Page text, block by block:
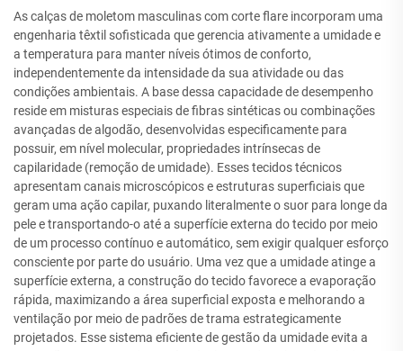
As calças de moletom masculinas com corte flare incorporam uma
engenharia têxtil sofisticada que gerencia ativamente a umidade e
a temperatura para manter níveis ótimos de conforto,
independentemente da intensidade da sua atividade ou das
condições ambientais. A base dessa capacidade de desempenho
reside em misturas especiais de fibras sintéticas ou combinações
avançadas de algodão, desenvolvidas especificamente para
possuir, em nível molecular, propriedades intrínsecas de
capilaridade (remoção de umidade). Esses tecidos técnicos
apresentam canais microscópicos e estruturas superficiais que
geram uma ação capilar, puxando literalmente o suor para longe da
pele e transportando-o até a superfície externa do tecido por meio
de um processo contínuo e automático, sem exigir qualquer esforço
consciente por parte do usuário. Uma vez que a umidade atinge a
superfície externa, a construção do tecido favorece a evaporação
rápida, maximizando a área superficial exposta e melhorando a
ventilação por meio de padrões de trama estrategicamente
projetados. Esse sistema eficiente de gestão da umidade evita a